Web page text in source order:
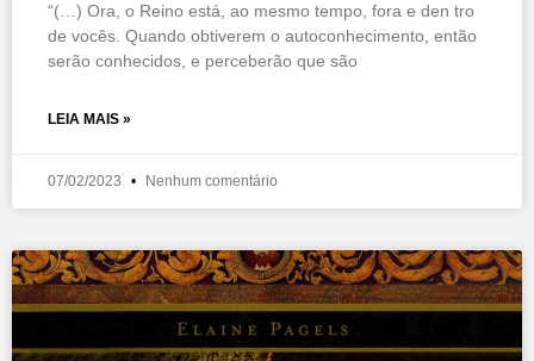
“(…) Ora, o Reino está, ao mesmo tempo, fora e den tro
de vocês. Quando obtiverem o autoconhecimento, então
serão conhecidos, e perceberão que são
LEIA MAIS »
07/02/2023 Nenhum comentário